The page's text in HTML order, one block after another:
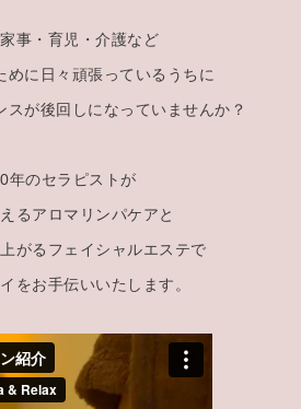
事・育児・介護など
めに日々頑張っているうちに
スが後回しになっていませんか？
年のセラピストが
るアロマリンパケアと
がるフェイシャルエステで
をお手伝いいたします。